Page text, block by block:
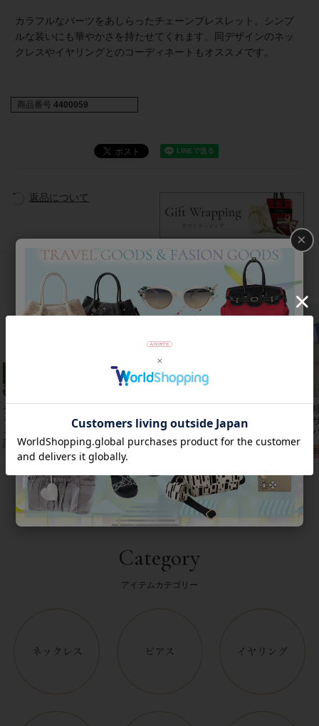
カラフルなパーツをあしらったチェーンブレスレット。シンプ
ルな装いにも華やかさを持たせてくれます。同デザインのネッ
クレスやイヤリングとのコーディネートもオススメです。
商品番号 4400059
返品について
チェコクリスタルガ
ラス立体リボンデザ
インベルト時
計/9240001
チ】イタリア製大ぶ
りイヤリン
グ/3021010-
ール×キュービック
ジルコニアフラワー
ネックレス/1021016
【
レ
ー
Category
アイテムカテゴリー
×